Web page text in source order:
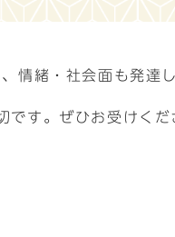
情緒・社会面も発達
です。ぜひお受けくだ